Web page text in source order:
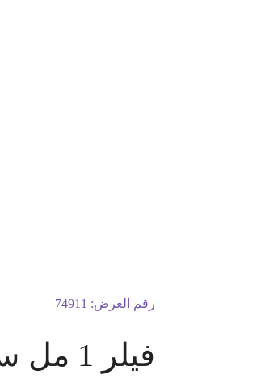
رقم العرض: 74911
فيلر 1 مل ستايلج لمنطقة من اختيارك